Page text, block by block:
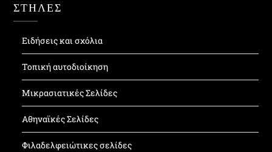
ΣΤΗΛΕΣ
Ειδήσεις και σχόλια
Τοπική αυτοδιοίκηση
Μικρασιατικές Σελίδες
Αθηναϊκές Σελίδες
Φιλαδελφειώτικες σελίδες